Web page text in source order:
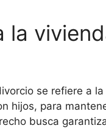
la
se refiere a
hijos, para
busca